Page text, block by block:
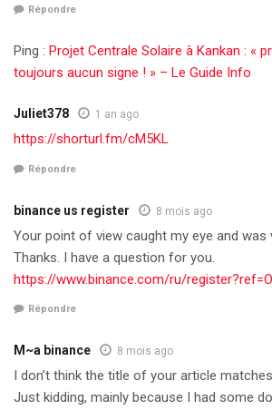
Répondre
Ping : Projet Centrale Solaire à Kankan : «
toujours aucun signe ! » – Le Guide Info
Juliet378 1 an ago
https://shorturl.fm/cM5KL
Répondre
binance us register 8 mois ago
Your point of view caught my eye and was
Thanks. I have a question for you.
https://www.binance.com/ru/
Répondre
M~a binance 8 mois ago
I don’t think the title of your article
Just kidding, mainly because I had some